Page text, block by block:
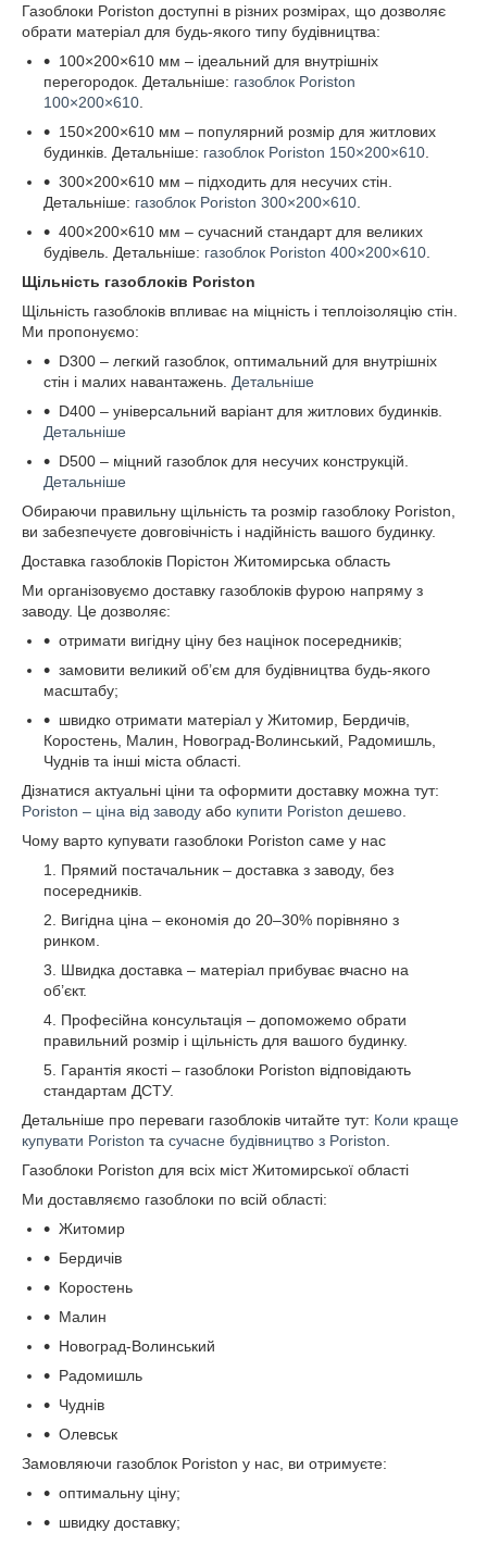
Газоблоки Poriston доступні в різних розмірах, що дозволяє
обрати матеріал для будь-якого типу будівництва:
100×200×610 мм – ідеальний для внутрішніх
перегородок. Детальніше: газоблок Poriston
100×200×610
150×200×610 мм – популярний розмір для житлових
будинків. Детальніше: газоблок Poriston 150×200×610
300×200×610 мм – підходить для несучих стін.
Детальніше: газоблок Poriston 300×200×610
400×200×610 мм – сучасний стандарт для великих
будівель. Детальніше: газоблок Poriston 400×200×610
Щільність газоблоків Poriston
Щільність газоблоків впливає на міцність і теплоізоляцію стін.
Ми пропонуємо:
D300 – легкий газоблок, оптимальний для внутрішніх
стін і малих навантажень. Детальніше
D400 – універсальний варіант для житлових будинків.
Детальніше
D500 – міцний газоблок для несучих конструкцій.
Детальніше
Обираючи правильну щільність та розмір газоблоку Poriston,
ви забезпечуєте довговічність і надійність вашого будинку.
Доставка газоблоків Порістон Житомирська область
Ми організовуємо доставку газоблоків фурою напряму з
заводу. Це дозволяє:
отримати вигідну ціну без націнок посередників;
замовити великий об’єм для будівництва будь-якого
масштабу;
швидко отримати матеріал у Житомир, Бердичів,
Коростень, Малин, Новоград-Волинський, Радомишль,
Чуднів та інші міста області.
Дізнатися актуальні ціни та оформити доставку можна тут:
Poriston – ціна від заводу або купити Poriston дешево
Чому варто купувати газоблоки Poriston саме у нас
Прямий постачальник – доставка з заводу, без
посередників.
Вигідна ціна – економія до 20–30% порівняно з
ринком.
Швидка доставка – матеріал прибуває вчасно на
об’єкт.
Професійна консультація – допоможемо обрати
правильний розмір і щільність для вашого будинку.
Гарантія якості – газоблоки Poriston відповідають
стандартам ДСТУ.
Детальніше про переваги газоблоків читайте тут: Коли краще
купувати Poriston та сучасне будівництво з Poriston
Газоблоки Poriston для всіх міст Житомирської області
Ми доставляємо газоблоки по всій області:
Житомир
Бердичів
Коростень
Малин
Новоград-Волинський
Радомишль
Чуднів
Олевськ
Замовляючи газоблок Poriston у нас, ви отримуєте:
оптимальну ціну;
швидку доставку;